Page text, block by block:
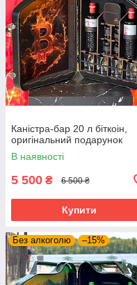
Каністра-бар 20 л біткоін,
оригінальний подарунок
В наявності
5 500 ₴ 6 500 ₴
Купити
Без алкоголю –15%